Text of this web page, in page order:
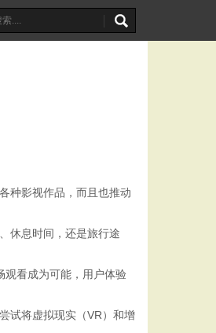
种影视作品，而且也推动
休息时间，还是旅行途
观看成为可能，用户体验
试将虚拟现实（VR）和增